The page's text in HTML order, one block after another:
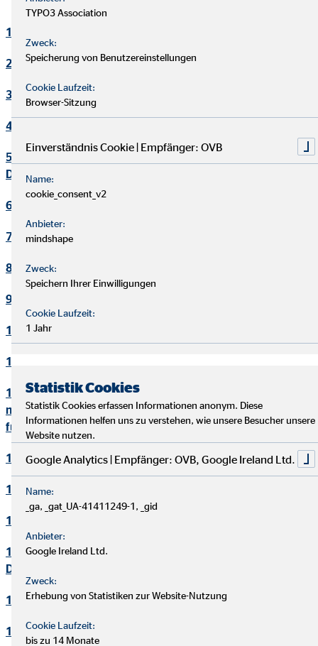
1. Verantwortlicher
2. Kontakt Datenschutzbeauftragter
3. Maßgebliche Rechtsgrundlagen
4. Sicherheitsmaßnahmen
5. Übermittlung und Offenbarung von personenbezogenen
Daten
6. Datenverarbeitung in Drittländern
7. Einsatz von Cookies
8. Kontaktaufnahme
9. Bereitstellung des Onlineangebotes und Webhosting
10. Bewerbungsverfahren
11. Online-Marketing
12. Informationen zum Datenschutz und rechtlich
notwendige Informationen beim Einsatz des Service "Zoom"
für Videokonferenzen
13. Löschung von Daten
14. Präsenzen in sozialen Netzwerken
15. Plugins und eingebettete Funktionen sowie Inhalte
16. Änderung und Aktualisierung der
Datenschutzerklärung
17. Rechte der betroffenen Personen
18. Begriffsdefinitionen
TYPO3 Association
Zweck:
Speicherung von Benutzereinstellungen
Cookie Laufzeit:
Browser-Sitzung
Einverständnis Cookie | Empfänger: OVB
Name:
cookie_consent_v2
Anbieter:
mindshape
Zweck:
Speichern Ihrer Einwilligungen
Cookie Laufzeit:
1 Jahr
Statistik Cookies
Statistik Cookies erfassen Informationen anonym. Diese
Informationen helfen uns zu verstehen, wie unsere Besucher unsere
Website nutzen.
Google Analytics | Empfänger: OVB, Google Ireland Ltd.
Name:
_ga, _gat_UA-41411249-1, _gid
Anbieter:
Google Ireland Ltd.
Zweck:
Erhebung von Statistiken zur Website-Nutzung
Cookie Laufzeit:
bis zu 14 Monate